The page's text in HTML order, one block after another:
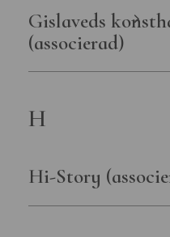
Gislaveds
(associerad)
H
Hi-Story